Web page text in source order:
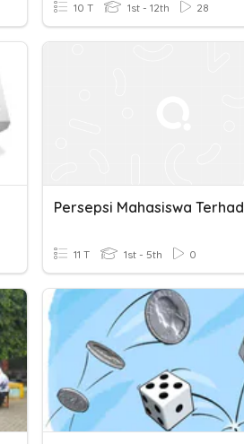
10 T 1st - 12th 28
11 T 1st - 5th 0